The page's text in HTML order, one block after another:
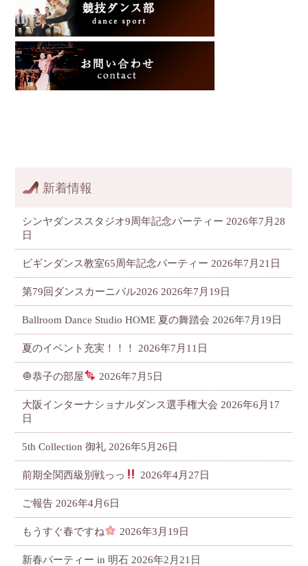
新着情報
シンヤダンススタジオ9周年記念パーティー 2026年7月28
日
ビギンダンス教室65周年記念パーティー 2026年7月21日
第79回ダンスカーニバル2026 2026年7月19日
Ballroom Dance Studio HOME 夏の舞踏会 2026年7月19日
夏のイベント充実！！！ 2026年7月11日
🧅恭子の部屋 2026年7月5日
大阪インターナショナルダンス選手権大会 2026年6月17
日
5th Collection 御礼 2026年5月26日
前期全関西級別戦っっ 2026年4月27日
ご報告 2026年4月6日
もうすぐ春ですね 2026年3月19日
新春パーティー in 明石 2026年2月21日